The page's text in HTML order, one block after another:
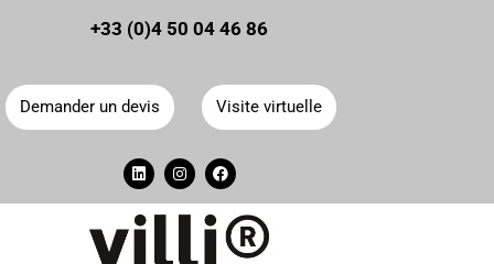
Panneau de gestion des cookies
+33 (0)4 50 04 46 86
Demander un devis Visite virtuelle